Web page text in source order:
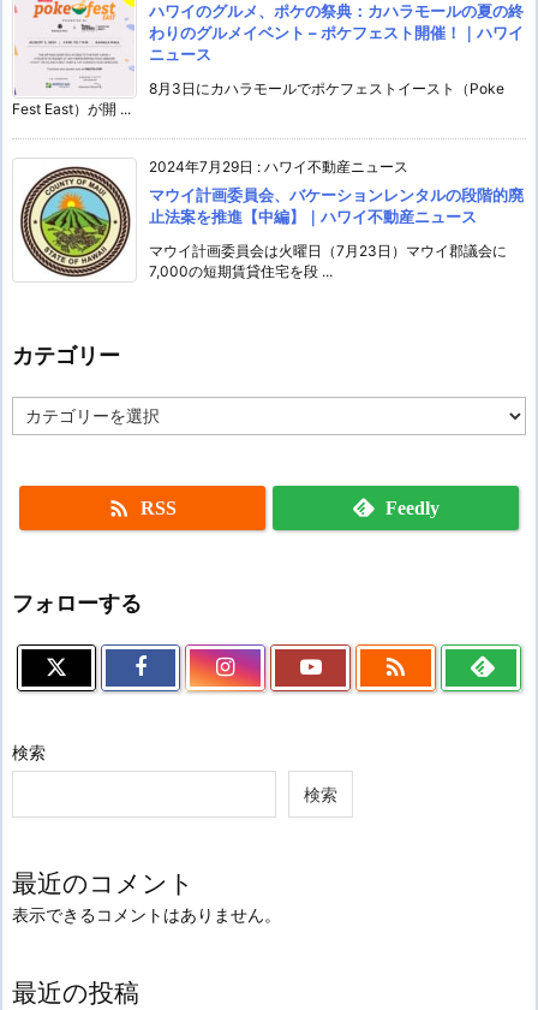
ハワイのグルメ、ポケの祭典：カハラモールの夏の終
わりのグルメイベント – ポケフェスト開催！｜ハワイ
ニュース
8月3日にカハラモールでポケフェストイースト（Poke
Fest East）が開 ...
2024年7月29日 : ハワイ不動産ニュース
マウイ計画委員会、バケーションレンタルの段階的廃
止法案を推進【中編】｜ハワイ不動産ニュース
マウイ計画委員会は火曜日（7月23日）マウイ郡議会に
7,000の短期賃貸住宅を段 ...
カテゴリー
テ
 RSS Feedly
フォローする

検索
検索
最近のコメント
表示できるコメントはありません。
最近の投稿